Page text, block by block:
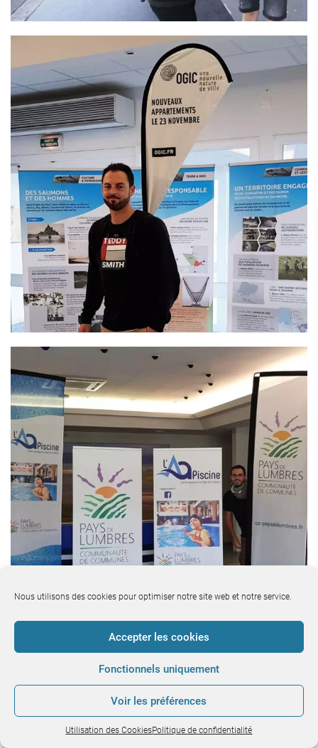
Nous utilisons des cookies pour optimiser notre site web et notre service.
Accepter les cookies
Fonctionnels uniquement
Voir les préférences
Utilisation des CookiesPolitique de confidentialité
Quelques avantages des
PLV gonflables